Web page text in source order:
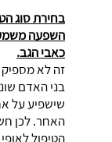
בחירת סוג
השפעה
כאבי הגב.
זה לא מספיק
בני האדם
שישפיע על
האחר. לכן
הטיפול